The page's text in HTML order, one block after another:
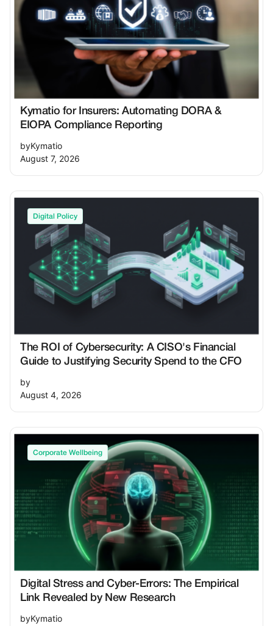
Kymatio for Insurers: Automating DORA &
EIOPA Compliance Reporting
byKymatio
August 7, 2026
Digital Policy
The ROI of Cybersecurity: A CISO's Financial
Guide to Justifying Security Spend to the CFO
by
August 4, 2026
Corporate Wellbeing
Digital Stress and Cyber-Errors: The Empirical
Link Revealed by New Research
byKymatio